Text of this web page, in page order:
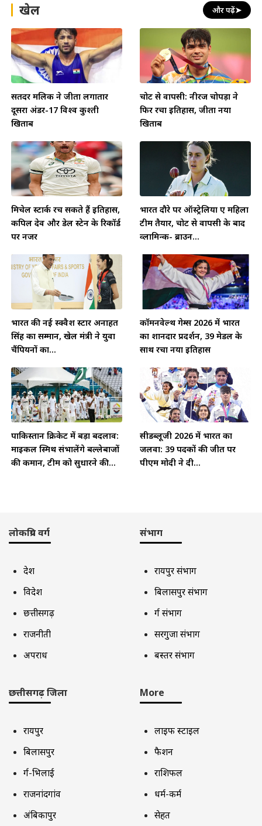
खेल और पढ़ें➤
सतिंदर मलिक ने जीता लगातार
दूसरा अंडर-17 विश्व कुश्ती
खिताब
चोट से वापसी: नीरज चोपड़ा ने
फिर रचा इतिहास, जीता नया
खिताब
मिचेल स्टार्क रच सकते हैं इतिहास,
कपिल देव और डेल स्टेन के रिकॉर्ड
पर नजर
भारत दौरे पर ऑस्ट्रेलिया ए महिला
टीम तैयार, चोट से वापसी के बाद
व्लामिन्क- ब्राउन...
भारत की नई स्क्वैश स्टार अनाहत
सिंह का सम्मान, खेल मंत्री ने युवा
चैंपियनों का...
कॉमनवेल्थ गेम्स 2026 में भारत
का शानदार प्रदर्शन, 39 मेडल के
साथ रचा नया इतिहास
पाकिस्तान क्रिकेट में बड़ा बदलाव:
माइकल स्मिथ संभालेंगे बल्लेबाजों
की कमान, टीम को सुधारने की...
सीडब्लूजी 2026 में भारत का
जलवा: 39 पदकों की जीत पर
पीएम मोदी ने दी...
लोकप्रिय वर्ग
देश
विदेश
छत्तीसगढ़
राजनीती
अपराध
संभाग
रायपुर संभाग
बिलासपुर संभाग
दुर्ग संभाग
सरगुजा संभाग
बस्तर संभाग
छत्तीसगढ़ जिला
रायपुर
बिलासपुर
दुर्ग-भिलाई
राजनांदगांव
अंबिकापुर
More
लाइफ स्टाइल
फैशन
राशिफल
धर्म-कर्म
सेहत